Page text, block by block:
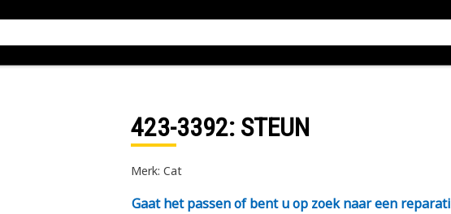
423-3392: STEUN
Merk: Cat
Gaat het passen of bent u op zoek naar een